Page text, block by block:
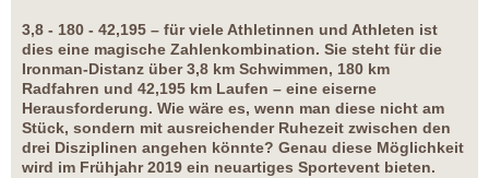
3,8 - 180 - 42,195 – für viele Athletinnen und Athleten ist
dies eine magische Zahlenkombination. Sie steht für die
Ironman-Distanz über 3,8 km Schwimmen, 180 km
Radfahren und 42,195 km Laufen – eine eiserne
Herausforderung. Wie wäre es, wenn man diese nicht am
Stück, sondern mit ausreichender Ruhezeit zwischen den
drei Disziplinen angehen könnte? Genau diese Möglichkeit
wird im Frühjahr 2019 ein neuartiges Sportevent bieten.